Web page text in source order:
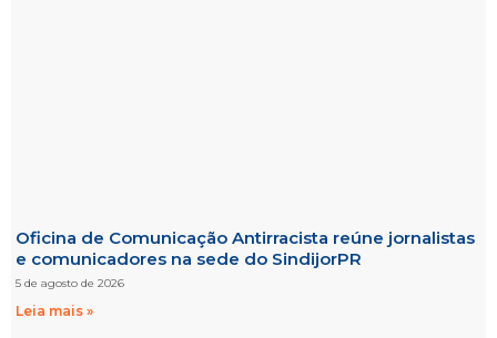
Oficina de Comunicação Antirracista reúne jornalistas
e comunicadores na sede do SindijorPR
5 de agosto de 2026
Leia mais »